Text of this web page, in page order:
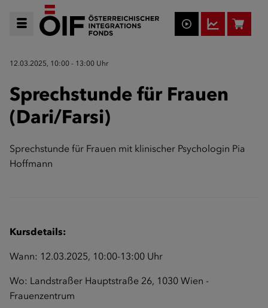
12.03.2025, 10:00 - 13:00 Uhr
Sprechstunde für Frauen
(Dari/Farsi)
Sprechstunde für Frauen mit klinischer Psychologin Pia
Hoffmann
Kursdetails:
Wann: 12.03.2025, 10:00-13:00 Uhr
Wo: Landstraßer Hauptstraße 26, 1030 Wien -
Frauenzentrum